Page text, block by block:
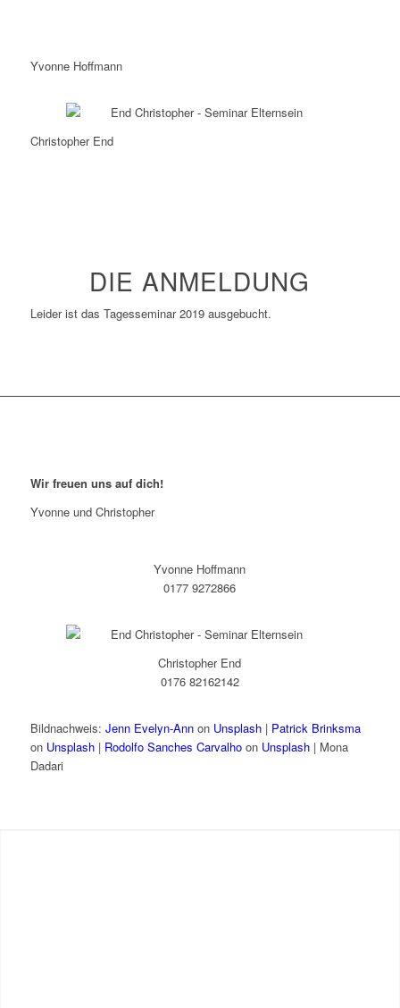
Yvonne Hoffmann
Christopher End
DIE ANMELDUNG
Leider ist das Tagesseminar 2019 ausgebucht.
Wir freuen uns auf dich!
Yvonne und Christopher
Yvonne Hoffmann
0177 9272866‬
Christopher End
0176 82162142
Bildnachweis: Jenn Evelyn-Annon Unsplash| Patrick Brinksma
on Unsplash| Rodolfo Sanches Carvalhoon Unsplash| Mona
Dadari